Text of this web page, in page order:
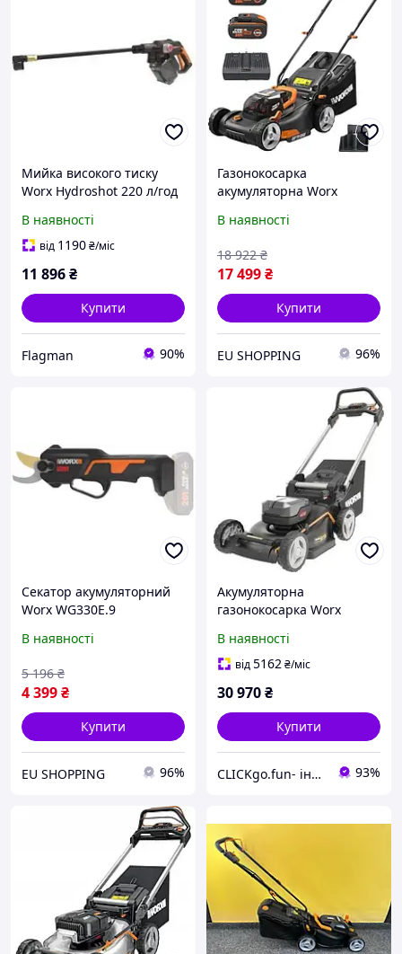
Мийка високого тиску
Worx Hydroshot 220 л/год
В наявності
від 1190₴/міс
11 896₴
Купити
Flagman 90%
Газонокосарка
акумуляторна Worx
В наявності
17 499₴
18 922 ₴
Купити
EU SHOPPING 96%
Секатор акумуляторний
Worx WG330E.9
В наявності
4 399₴
5 196 ₴
Купити
EU SHOPPING 96%
Акумуляторна
газонокосарка Worx
В наявності
від5162₴/міс
30 970₴
Купити
CLICKgo.fun- інтернет магазин 93%